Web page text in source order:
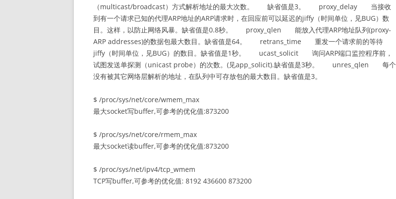
（multicast/broadcast）方式解析地址的最大次数。 缺省值是3。 proxy_delay 当接收
到有一个请求已知的代理ARP地址的ARP请求时，在回应前可以延迟的jiffy（时间单位，见BUG）数
目。这样，以防止网络风暴。缺省值是0.8秒。 proxy_qlen 能放入代理ARP地址队列(proxy-
ARP addresses)的数据包最大数目。缺省值是64。 retrans_time 重发一个请求前的等待
jiffy（时间单位，见BUG）的数目。缺省值是1秒。 ucast_solicit 询问ARP端口监控程序前，
试图发送单探测（unicast probe）的次数。(见app_solicit).缺省值是3秒。 unres_qlen 每个
没有被其它网络层解析的地址，在队列中可存放包的最大数目。缺省值是3。
$ /proc/sys/net/core/wmem_max
最大socket写buffer,可参考的优化值:873200
$ /proc/sys/net/core/rmem_max
最大socket读buffer,可参考的优化值:873200
$ /proc/sys/net/ipv4/tcp_wmem
TCP写buffer,可参考的优化值: 8192 436600 873200